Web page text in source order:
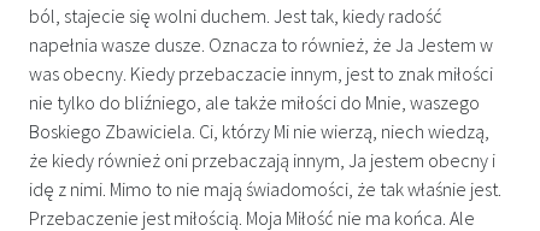
ból, stajecie się wolni duchem. Jest tak, kiedy radość
napełnia wasze dusze. Oznacza to również, że Ja Jestem w
was obecny. Kiedy przebaczacie innym, jest to znak miłości
nie tylko do bliźniego, ale także miłości do Mnie, waszego
Boskiego Zbawiciela. Ci, którzy Mi nie wierzą, niech wiedzą,
że kiedy również oni przebaczają innym, Ja jestem obecny i
idę z nimi. Mimo to nie mają świadomości, że tak właśnie jest.
Przebaczenie jest miłością. Moja Miłość nie ma końca. Ale